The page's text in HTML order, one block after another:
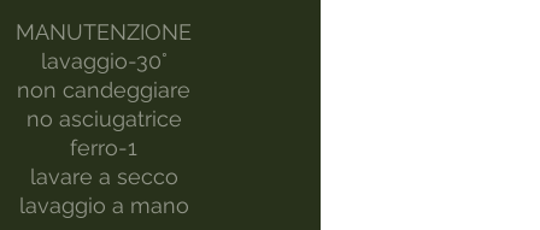
MANUTENZIONE
lavaggio-30°
non candeggiare
no asciugatrice
ferro-1
lavare a secco
lavaggio a mano